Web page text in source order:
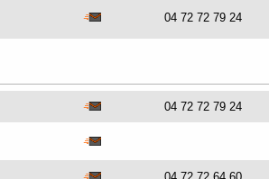
04 72 72 79 24
04 72 72 79 24